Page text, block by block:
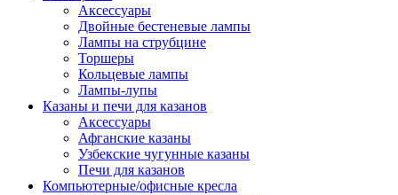
Аксессуары
Двойные бестеневые лампы
Лампы на струбцине
Торшеры
Кольцевые лампы
Лампы-лупы
Казаны и печи для казанов
Аксессуары
Афганские казаны
Узбекские чугунные казаны
Печи для казанов
Компьютерные/офисные кресла